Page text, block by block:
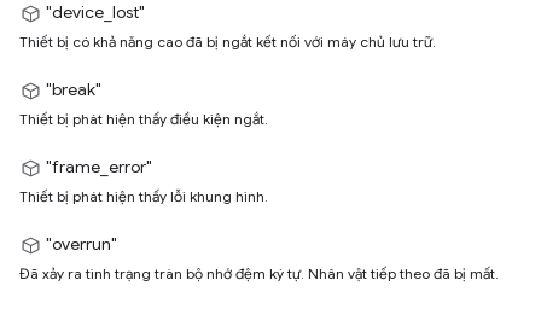
"device_lost"
Thiết bị có khả năng cao đã bị ngắt kết nối với máy chủ lưu trữ.
"break"
Thiết bị phát hiện thấy điều kiện ngắt.
"frame_error"
Thiết bị phát hiện thấy lỗi khung hình.
"overrun"
Đã xảy ra tình trạng tràn bộ nhớ đệm ký tự. Nhân vật tiếp theo đã bị mất.